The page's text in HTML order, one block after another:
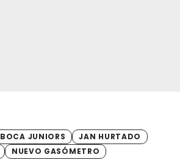
BOCA JUNIORS
JAN HURTADO
NUEVO GASÓMETRO